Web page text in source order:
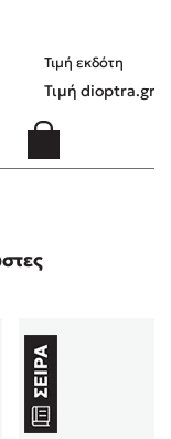
Τιμή εκδότη
Τιμή dioptra.gr